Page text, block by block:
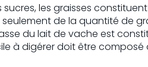
sucres, les graisses
de la quantité de
du lait de vache est
à digérer doit être composé